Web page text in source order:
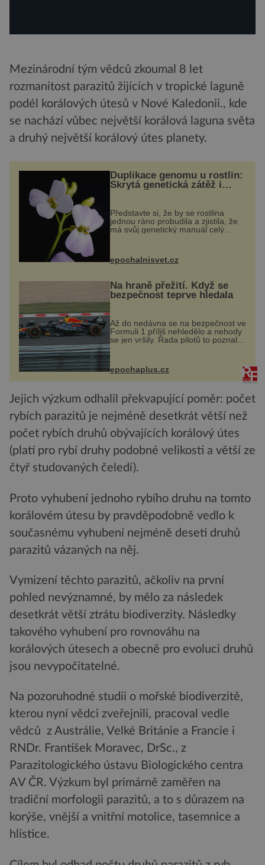
Mezinárodní tým vědců zkoumal 8 let
rozmanitost parazitů žijících v tropické laguně
podél korálových útesů v Nové Kaledonii., kde
se nachází vůbec největší korálová laguna světa
a druhý největší korálový útes planety.
Duplikace genomu u rostlin:
Skrytá genetická zátěž i
Představte si, že by se rostlina
jednou ráno probudila a zjistila, že
má svůj genetický manuál celý
výzkumu to může být pro druhy
vstupenka...
epochalnisvet.cz
Na hraně přežití. Když se
bezpečnost teprve hledala
Až do nedávna se na bezpečnost ve
Formuli 1 příliš nehledělo a nehody
se jen vršily. Řada pilotů to poznala
na vlastní kůži, často s trvalými
následky nebo bohužel i ztrátou
života. Dnes nepochopiteln...
epochaplus.cz
Jejich výzkum odhalil překvapující poměr: počet
rybích parazitů je nejméně desetkrát větší než
počet rybích druhů obývajících korálový útes
(platí pro rybí druhy podobné velikosti a větší ze
čtyř studovaných čeledí).
Proto vyhubení jednoho rybího druhu na tomto
korálovém útesu by pravděpodobně vedlo k
současnému vyhubení nejméně deseti druhů
parazitů vázaných na něj.
Vymizení těchto parazitů, ačkoliv na první
pohled nevýznamné, by mělo za následek
desetkrát větší ztrátu biodiverzity. Následky
takového vyhubení pro rovnováhu na
korálových útesech a obecně pro evoluci druhů
jsou nevypočitatelné.
Na pozoruhodné studii o mořské biodiverzitě,
kterou nyní vědci zveřejnili, pracoval vedle
vědců z Austrálie, Velké Británie a Francie i
RNDr. František Moravec, DrSc., z
Parazitologického ústavu Biologického centra
AV ČR. Výzkum byl primárně zaměřen na
tradiční morfologii parazitů, a to s důrazem na
korýše, vnější a vnitřní motolice, tasemnice a
hlístice.